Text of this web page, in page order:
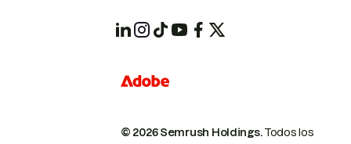
© 2026 Semrush Holdings.Todos los